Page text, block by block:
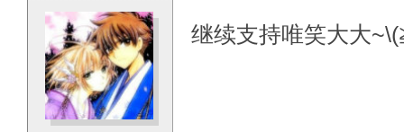
继续支持唯笑大大